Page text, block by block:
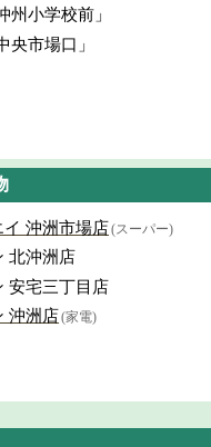
州小学校前」
央市場口」
イ 沖洲市場店(スーパー)
北沖洲店
安宅三丁目店
沖洲店(家電)